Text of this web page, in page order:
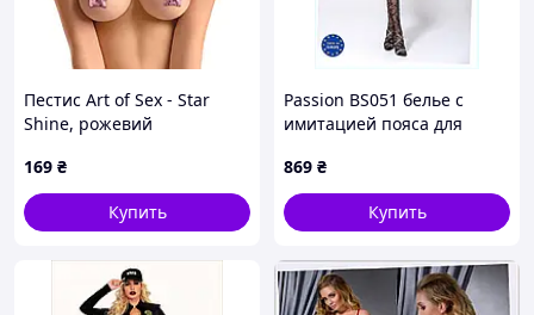
Пестис Art of Sex - Star
Shine, рожевий
169 ₴
Купить
Passion BS051 белье с
имитацией пояса для
869 ₴
Купить